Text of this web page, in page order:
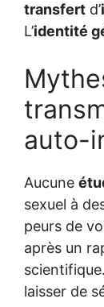
transfert d’
L’identité
auto-
Aucune
sexuel à
peurs de
après un
laisser de